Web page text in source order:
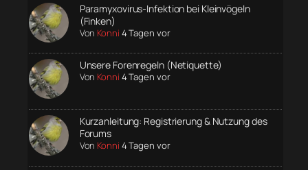
Paramyxovirus-Infektion bei Kleinvögeln
(Finken)
Von Konni 4 Tagen vor
Unsere Forenregeln (Netiquette)
Von Konni 4 Tagen vor
Kurzanleitung: Registrierung & Nutzung des
Forums
Von Konni 4 Tagen vor